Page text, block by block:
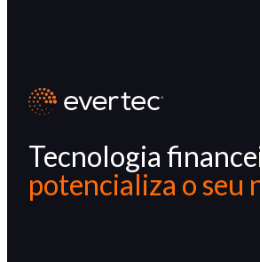
Tecnologia
potencializa o seu